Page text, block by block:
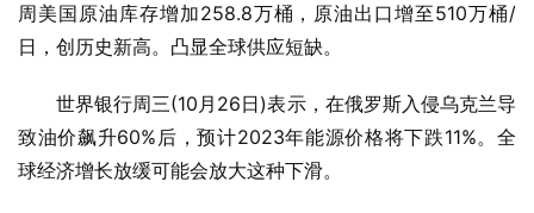
周美国原油库存增加258.8万桶，原油出口增至510万桶/
日，创历史新高。凸显全球供应短缺。
世界银行周三(10月26日)表示，在俄罗斯入侵乌克兰导
致油价飙升60%后，预计2023年能源价格将下跌11%。全
球经济增长放缓可能会放大这种下滑。